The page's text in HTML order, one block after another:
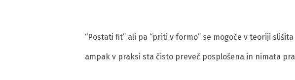
“Postati fit” ali pa “priti v formo” se mogoče v teoriji
ampak v praksi sta čisto preveč posplošena in nimata